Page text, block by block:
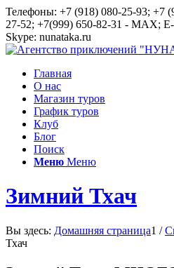
Телефоны: +7 (918) 080-25-93; +7
27-52; +7(999) 650-82-31 - MAX;
Skype: nunataka.ru
Главная
О нас
Магазин туров
График туров
Клуб
Блог
Поиск
Меню Меню
Зимний Тхач
Вы здесь: Домашняя страница1 /
Тхач